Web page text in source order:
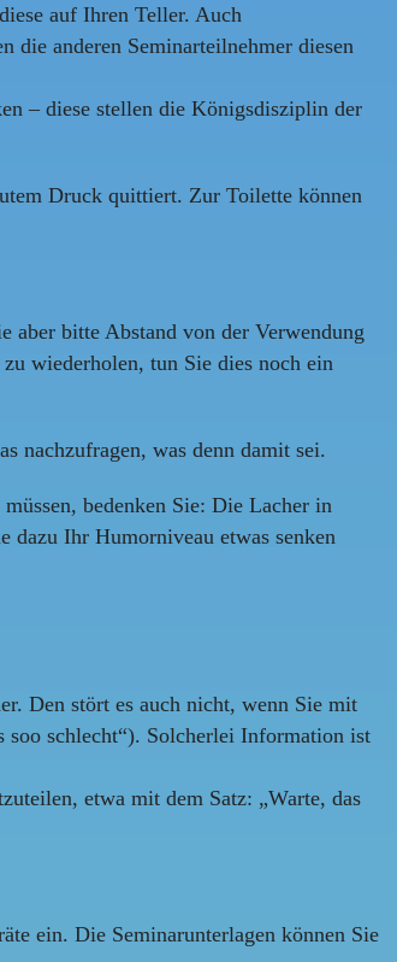
auf Ihren Teller. Auch
die anderen Seminarteilnehmer diesen
– diese stellen die Königsdisziplin der
Druck quittiert. Zur Toilette können
aber bitte Abstand von der Verwendung
wiederholen, tun Sie dies noch ein
nachzufragen, was denn damit sei.
bedenken Sie: Die Lacher in
dazu Ihr Humorniveau etwas senken
Den stört es auch nicht, wenn Sie mit
soo schlecht“). Solcherlei Information ist
etwa mit dem Satz: „Warte, das
ein. Die Seminarunterlagen können Sie